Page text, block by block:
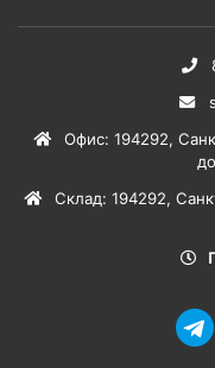
Офис: 194292,
Склад: 194292,